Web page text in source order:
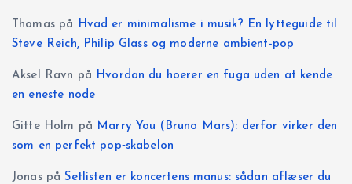
Thomaspå
Hvad er minimalisme i musik? En lytteguide til
Steve Reich, Philip Glass og moderne ambient-pop
Aksel Ravn på Hvordan du hoerer en fuga uden at kende
en eneste node
Gitte Holm på Marry You (Bruno Mars): derfor virker den
som en perfekt pop‑skabelon
JonaspåSetlisten er koncertens manus: sådan aflæser du